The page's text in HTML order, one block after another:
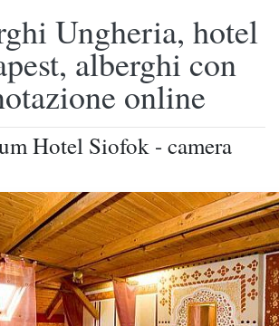
Ungheria, hotel
alberghi con
online
Hotel Siofok - camera